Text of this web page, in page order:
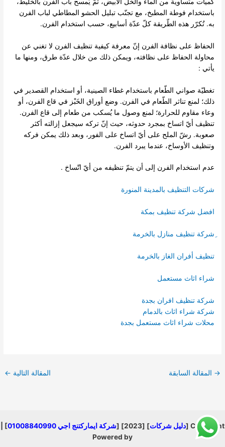
باستخدام فوطة المطبخ، مع تجنّب تبليل الحشو المطاطي لباب الفرن
به. تُكرّر هذه الطّريقة كلّ عدّة أسابيع، حسب استخدام الفرن.
الحفاظ على نظافة الفرن إنّ معرفة كيفية تنظيف الفرن لا تغني عن
محاولة الحفاظ على نظافته، ويمكن ذلك من خلال عدّة طرق، ومنها ما
يأتي :
تغطيّة صواني الطّعام باستخدام غطاء الصينية، أو استخدام القصدير في
ذلك؛ لمنع تناثر الطّعام في الفرن. وضع أوراق الخَبْز في قاع الفرن، أو
وعاء مقاوم للحرارة؛ لمنع وصول ما يُسكب من طعام إلى قاع الفرن.
تنظيف أيّ اتساخ بمجرد حدوثه، حيث إنّ تركه سيجعل إزالته أكثر
صعوبة. رشّ الملح على أيّ اتساخ على الفور، وبعد ذلك يمكن فركه
وتنظيف الأوساخ، عندما يبرد الفرن.
عدم استخدام الفرن إلى أن يتمّ تنظيفه من أيّ اتّساخ .
شركات التنظيف بالمدينة المنورة
افضل شركة تنظيف بمكة
ِشركة تنظيف منازل بالخرمة
تنظيف أفران الغاز بالخرمة
شراء اثاث مستعمل
شركة تنظيف افران بجدة
شركة شراء اثاث بالدمام
محلات شراء اثاث مستعمل بجدة
→ المقالة السابقة المقالة التالية ←
Copyright [ دليل شركات] [2023] [ شركة ايماركتنج اجي 01008840990
] |
Powered by